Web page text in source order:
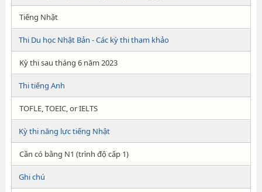
Tiếng Nhật
Thi Du học Nhật Bản - Các kỳ thi tham khảo
Kỳ thi sau tháng 6 năm 2023
Thi tiếng Anh
TOFLE, TOEIC, or IELTS
Kỳ thi năng lực tiếng Nhật
Cần có bằng N1 (trình độ cấp 1)
Ghi chú